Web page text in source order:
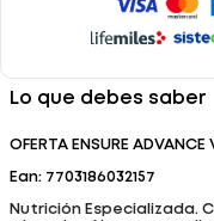
Lo que debes saber
OFERTA ENSURE
Ean: 7703186032157
Nutrición Especializada.